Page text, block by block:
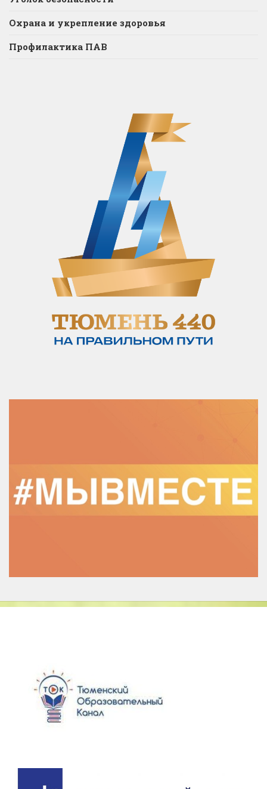
Охрана и укрепление здоровья
Профилактика ПАВ